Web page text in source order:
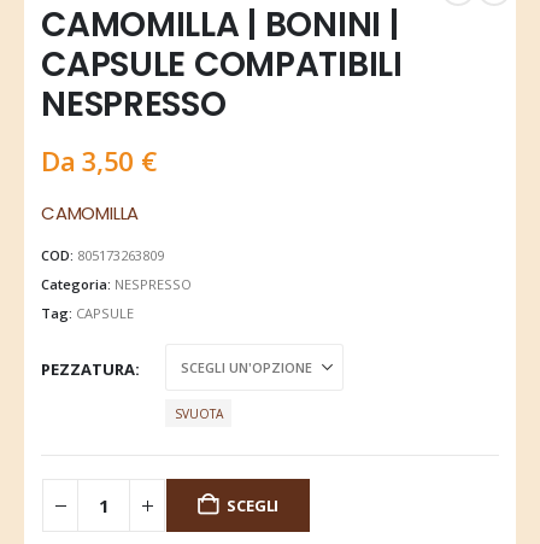
CAMOMILLA | BONINI |
CAPSULE COMPATIBILI
NESPRESSO
Da 3,50 €
CAMOMILLA
COD: 805173263809
Categoria: NESPRESSO
Tag: CAPSULE
PEZZATURA
SVUOTA
SCEGLI